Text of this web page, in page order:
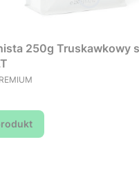
250g Truskawkowy